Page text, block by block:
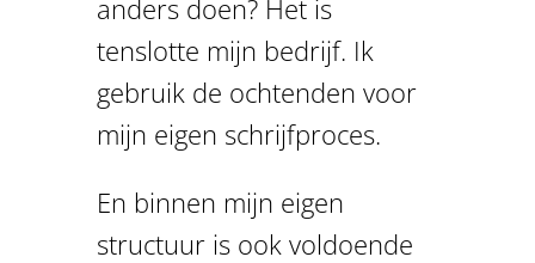
anders doen? Het is
tenslotte mijn bedrijf. Ik
gebruik de ochtenden voor
mijn eigen schrijfproces.
En binnen mijn eigen
structuur is ook voldoende